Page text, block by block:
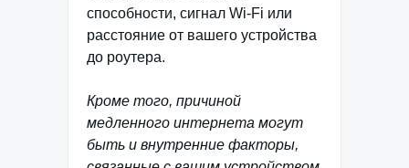
способности, сигнал Wi-Fi или
расстояние от вашего устройства
до роутера.
Кроме того, причиной
медленного интернета могут
быть и внутренние факторы,